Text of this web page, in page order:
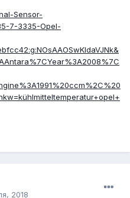
Sensor-
7-3335-Opel-
2018